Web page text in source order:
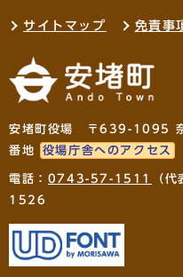
サイトマップ 免責事
安堵町役場 〒639-1095 奈
番地
役場庁舎へのアクセス
電話： 0743-57-1511
（
1526